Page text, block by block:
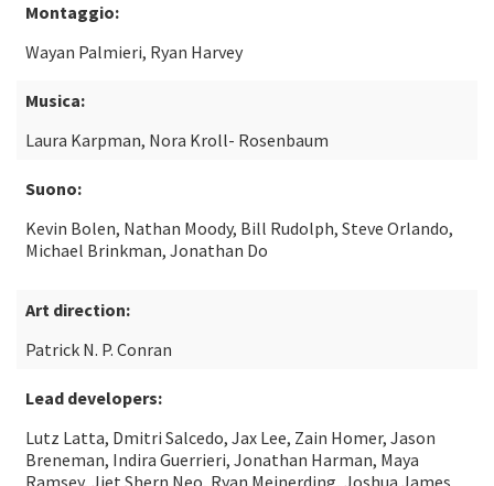
Montaggio:
Wayan Palmieri, Ryan Harvey
Musica:
Laura Karpman, Nora Kroll- Rosenbaum
Suono:
Kevin Bolen, Nathan Moody, Bill Rudolph, Steve Orlando,
Michael Brinkman, Jonathan Do
Art direction:
Patrick N. P. Conran
Lead developers:
Lutz Latta, Dmitri Salcedo, Jax Lee, Zain Homer, Jason
Breneman, Indira Guerrieri, Jonathan Harman, Maya
Ramsey, Jiet Shern Neo, Ryan Meinerding, Joshua James